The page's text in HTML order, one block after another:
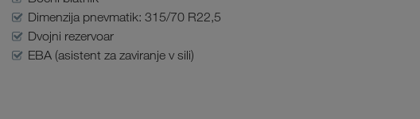
Dimenzija pnevmatik: 315/70 R22,5
Dvojni rezervoar
EBA (asistent za zaviranje v sili)